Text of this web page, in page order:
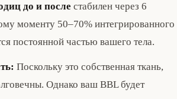
до и после стабилен через 6
моменту 50–70% интегрированного
постоянной частью вашего тела.
Поскольку это собственная ткань,
Однако ваш BBL будет